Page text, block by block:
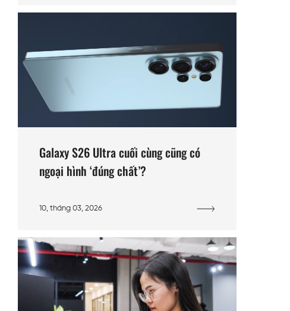
Galaxy S26 Ultra cuối cùng cũng có
ngoại hình ‘đúng chất’?
10, tháng 03, 2026